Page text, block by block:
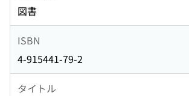
図書
ISBN
4-915441-79-2
タイトル